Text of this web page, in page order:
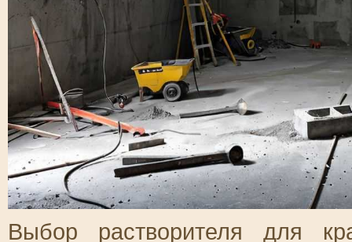
Выбор растворителя для